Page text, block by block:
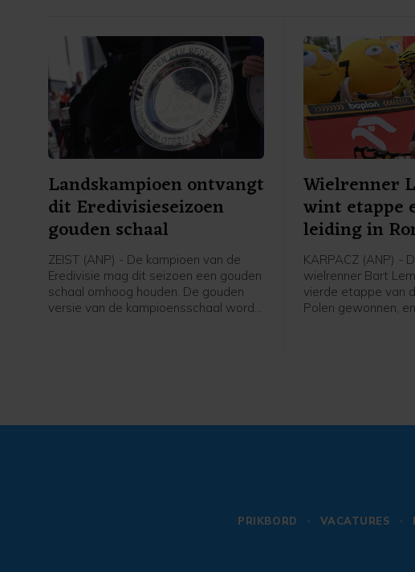
Landskampioen ontvangt
dit Eredivisieseizoen
gouden schaal
ZEIST (ANP) - De kampioen van de
Eredivisie mag dit seizoen een gouden
schaal omhoog houden. De gouden
versie van de kampioensschaal wordt
Wielrenner
wint etappe
leiding in
Polen
KARPACZ (ANP) -
wielrenner Bart
vierde etappe van
Polen gewonnen,
PRIKBORD VACATURES